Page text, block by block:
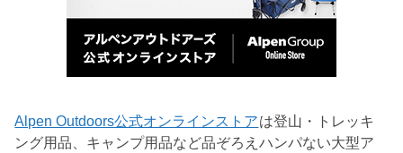
Alpen Outdoors公式オンラインストアは登山・トレッキ
ング用品、キャンプ用品など品ぞろえハンパない大型ア